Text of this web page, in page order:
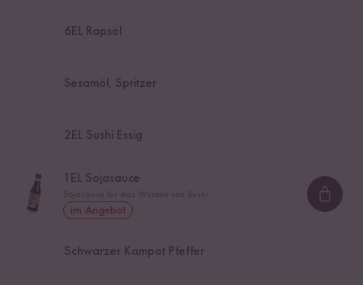
6EL Rapsöl
Sesamöl, Spritzer
2EL Sushi Essig
EL Sojasauce
im Angebot
Schwarzer Kampot Pfeffer